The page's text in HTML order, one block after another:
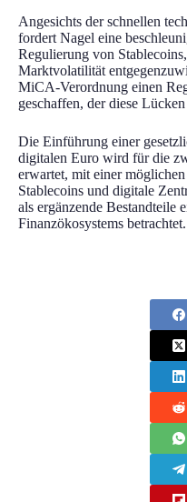
Angesichts der schnellen
fordert Nagel eine
Regulierung von
Marktvolatilität
MiCA-Verordnung einen
geschaffen, der diese
Die Einführung einer
digitalen Euro wird für die
erwartet, mit einer
Stablecoins und digitale
als ergänzende Bestandteile
Finanzökosystems betrachtet.